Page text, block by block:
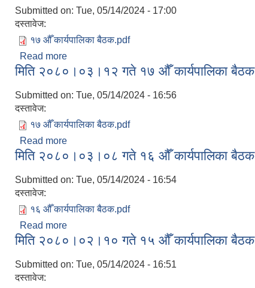
Submitted on: Tue, 05/14/2024 - 17:00
दस्तावेज:
१७ औँ कार्यपालिका बैठक.pdf
Read more
मिति २०८०।०३।१२ गते १७ ‌औँ कार्यपालिका बैठक
Submitted on: Tue, 05/14/2024 - 16:56
दस्तावेज:
१७ औँ कार्यपालिका बैठक.pdf
Read more
मिति २०८०।०३।०८ गते १६ ‌औँ कार्यपालिका बैठक
Submitted on: Tue, 05/14/2024 - 16:54
दस्तावेज:
१६ औँ कार्यपालिका बैठक.pdf
Read more
मिति २०८०।०२।१० गते १५ ‌औँ कार्यपालिका बैठक
Submitted on: Tue, 05/14/2024 - 16:51
दस्तावेज: